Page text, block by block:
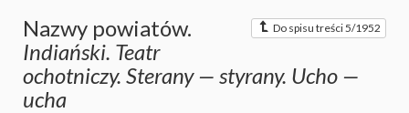
Do spisu treści 5/1952
Nazwy powiatów.
Indiański. Teatr
ochotniczy. Sterany — styrany. Ucho —
ucha